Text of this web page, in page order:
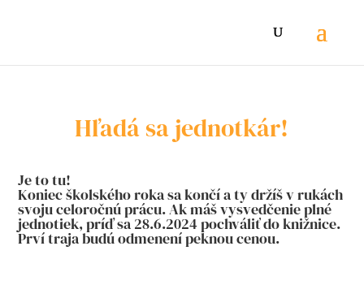
Hľadá sa jednotkár!
Je to tu!
Koniec školského roka sa končí a ty držíš v rukách
svoju celoročnú prácu. Ak máš vysvedčenie plné
jednotiek, príď sa 28.6.2024 pochváliť do knižnice.
Prví traja budú odmenení peknou cenou.